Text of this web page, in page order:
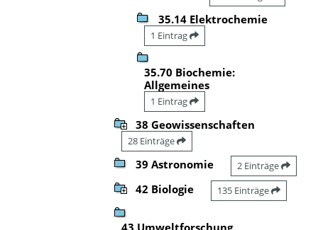
35.14 Elektrochemie
1 Eintrag
35.70 Biochemie:
Allgemeines
1 Eintrag
38 Geowissenschaften
28 Einträge
39 Astronomie 2 Einträge
42 Biologie 135 Einträge
43 Umweltforschung,